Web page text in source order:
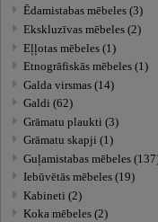
Ēdamistabas mēbeles (3)
Ekskluzīvas mēbeles (2)
Eļļotas mēbeles (1)
Etnogrāfiskās mēbeles (1)
Galda virsmas (14)
Galdi (62)
Grāmatu plaukti (3)
Grāmatu skapji (1)
Guļamistabas mēbeles
Iebūvētās mēbeles (19)
Kabineti (2)
Koka mēbeles (2)